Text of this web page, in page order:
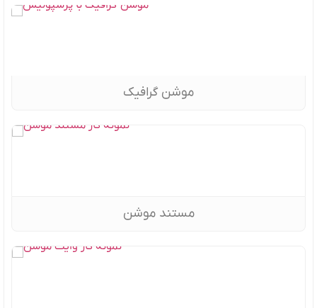
موشن گرافیک
مستند موشن